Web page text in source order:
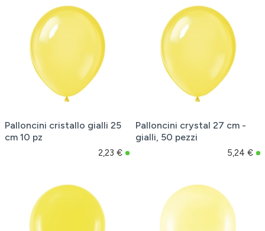
Palloncini cristallo gialli 25
cm 10 pz
2,23 €
Palloncini crystal 27 cm -
gialli, 50 pezzi
5,24 €